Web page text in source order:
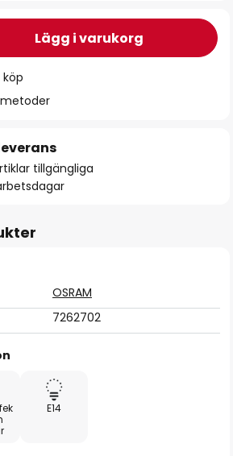
Lägg i varukorg
tillgängliga
OSRAM
7262702
E14